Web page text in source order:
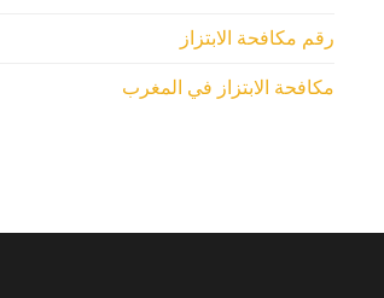
رقم مكافحة الابتزاز
مكافحة الابتزاز في المغرب